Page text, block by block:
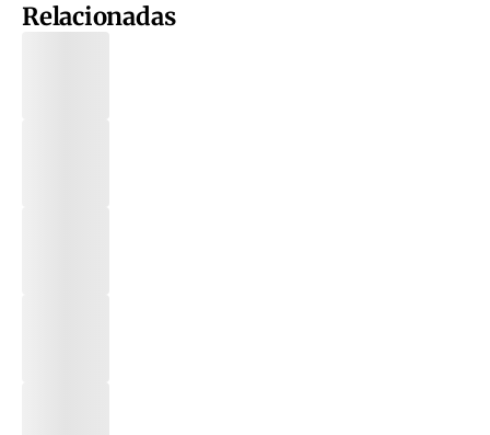
Relacionadas